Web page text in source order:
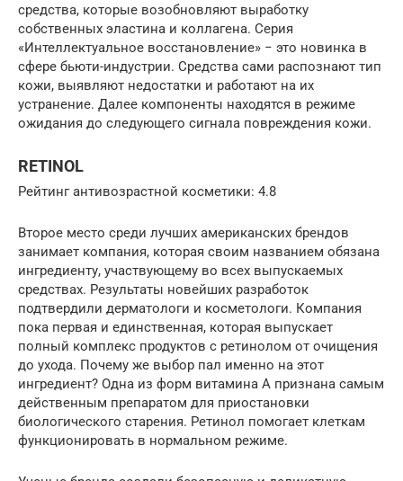
средства, которые возобновляют выработку
собственных эластина и коллагена. Серия
«Интеллектуальное восстановление» − это новинка в
сфере бьюти-индустрии. Средства сами распознают тип
кожи, выявляют недостатки и работают на их
устранение. Далее компоненты находятся в режиме
ожидания до следующего сигнала повреждения кожи.
RETINOL
Рейтинг антивозрастной косметики: 4.8
Второе место среди лучших американских брендов
занимает компания, которая своим названием обязана
ингредиенту, участвующему во всех выпускаемых
средствах. Результаты новейших разработок
подтвердили дерматологи и косметологи. Компания
пока первая и единственная, которая выпускает
полный комплекс продуктов с ретинолом от очищения
до ухода. Почему же выбор пал именно на этот
ингредиент? Одна из форм витамина А признана самым
действенным препаратом для приостановки
биологического старения. Ретинол помогает клеткам
функционировать в нормальном режиме.